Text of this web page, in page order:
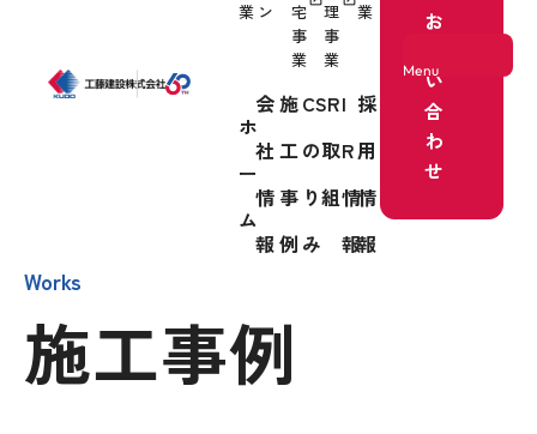
Menu
業 ン
宅
事
業
理
事
業
業
ホ
ー
ム
会
社
情
報
施
工
事
例
CSR
の取
り組
み
I
R
情
報
採
用
情
報
お
い
合
わ
せ
Works
施工事例